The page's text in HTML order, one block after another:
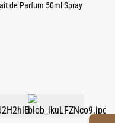
de Parfum 50ml Spray